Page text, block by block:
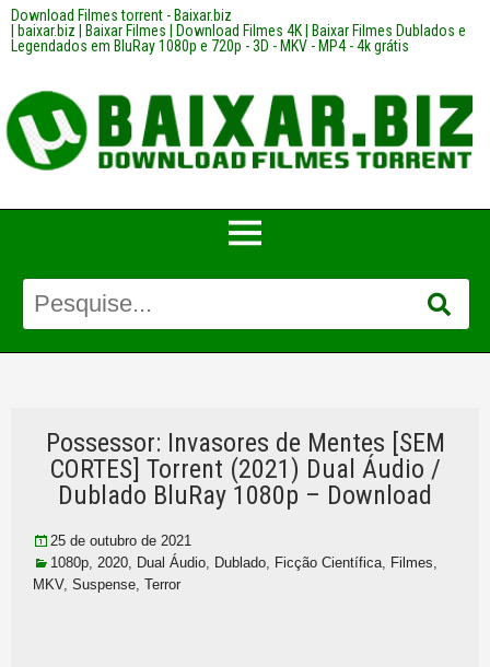
Download Filmes torrent - Baixar.biz
| baixar.biz | Baixar Filmes | Download Filmes 4K | Baixar Filmes Dublados e
Legendados em BluRay 1080p e 720p - 3D - MKV - MP4 - 4k grátis
Possessor: Invasores de Mentes [SEM
CORTES] Torrent (2021) Dual Áudio /
Dublado BluRay 1080p – Download
25 de outubro de 2021
1080p, 2020, Dual Áudio, Dublado, Ficção Científica, Filmes,
MKV, Suspense, Terror